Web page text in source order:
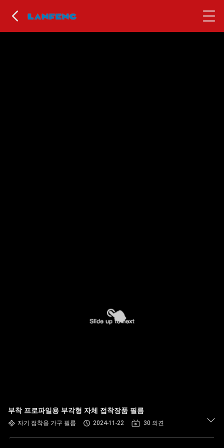
부착 프로파일용 부각형 자체 접착장품 필름
자기 접착용 가구 필름 2024-11-22 30 의견